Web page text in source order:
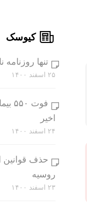
کیوسک
تنها روزنامه
۲۵ اسفند ۱۴۰۰
اخیر
۲۴ اسفند ۱۴۰۰
حذف قوانین
روسیه
۲۳ اسفند ۱۴۰۰